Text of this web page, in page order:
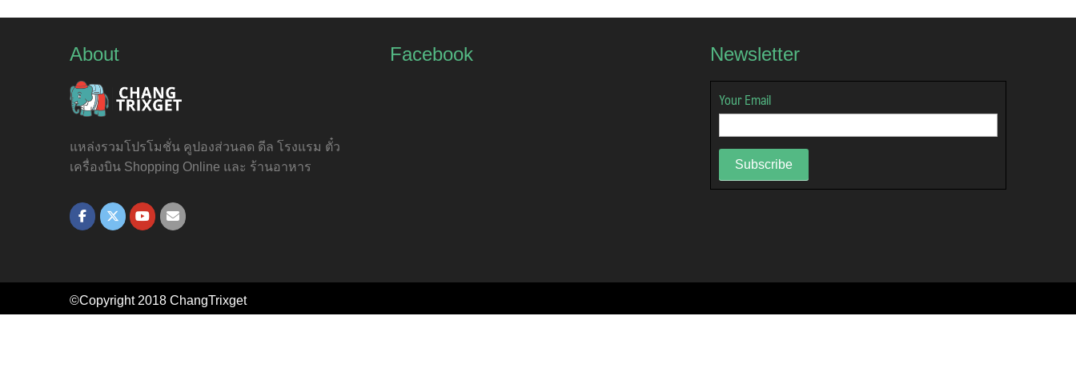
About
แหล่งรวมโปรโมชั่น คูปองส่วนลด ดีล โรงแรม ตั๋ว
เครื่องบิน Shopping Online และ ร้านอาหาร
Facebook Newsletter
Your Email
Subscribe
©Copyright 2018 ChangTrixget